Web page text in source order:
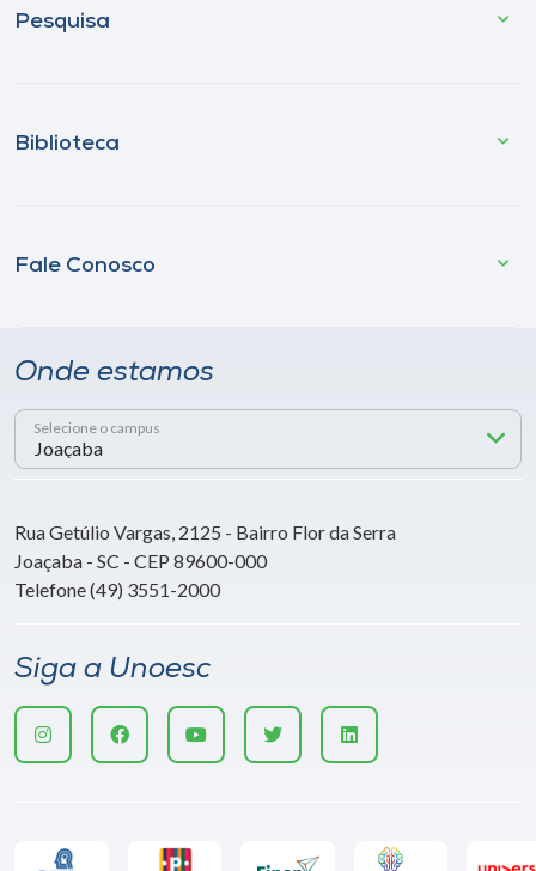
Pesquisa
Biblioteca
Fale Conosco
Onde estamos
Selecione o campus
Rua Getúlio Vargas, 2125 - Bairro Flor da Serra
Joaçaba - SC - CEP 89600-000
Telefone (49) 3551-2000
Siga a Unoesc